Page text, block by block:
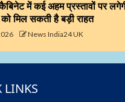
में कई अहम प्रस्तावों पर
को मिल सकती है बड़ी राहत
News India24 UK
LINKS